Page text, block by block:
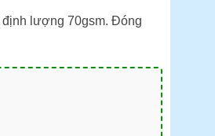
định lượng 70gsm. Đóng